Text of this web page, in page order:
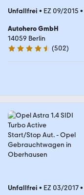
Unfallfrei • EZ 09/2015 •
Autohero GmbH
14059 Berlin
4.5 Sterne
(502)
Unfallfrei • EZ 03/2017•